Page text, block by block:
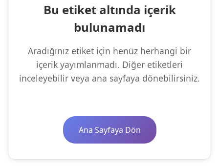
Bu etiket altında içerik
bulunamadı
Aradığınız etiket için henüz herhangi bir
içerik yayımlanmadı. Diğer etiketleri
inceleyebilir veya ana sayfaya dönebilirsiniz.
Ana Sayfaya Dön